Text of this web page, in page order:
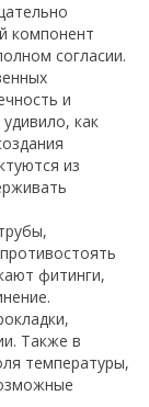
компонент
согласии.
и
как
из
фитинги,
Также в
температуры,